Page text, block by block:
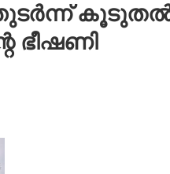
ഭീഷണി